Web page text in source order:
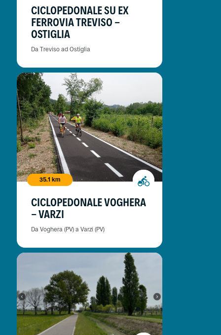
CICLOPEDONALE SU EX
FERROVIA TREVISO -
OSTIGLIA
Da Treviso ad Ostiglia
35.1 km
CICLOPEDONALE VOGHERA
- VARZI
Da Voghera (PV) a Varzi (PV)